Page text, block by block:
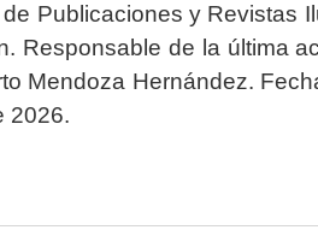
Publicaciones y Revistas
Responsable de la última
Mendoza Hernández.
2026.